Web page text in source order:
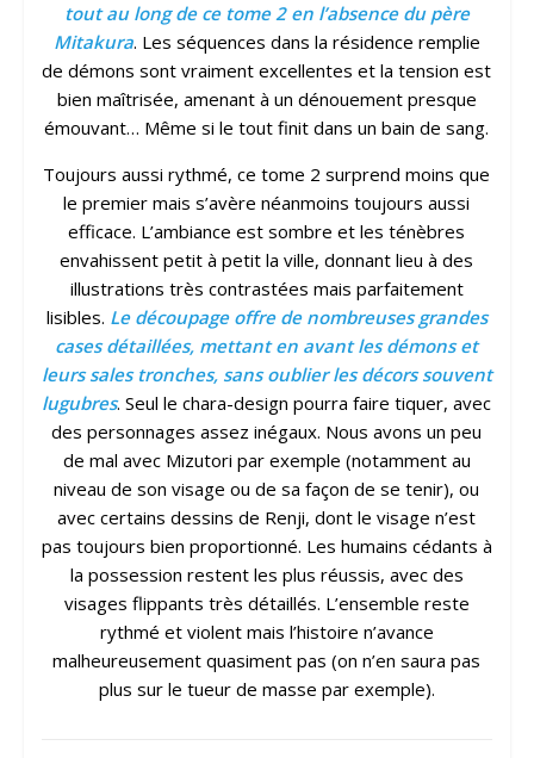
tout au long de ce tome 2 en l’absence du père
Mitakura. Les séquences dans la résidence remplie
de démons sont vraiment excellentes et la tension est
bien maîtrisée, amenant à un dénouement presque
émouvant… Même si le tout finit dans un bain de sang.
Toujours aussi rythmé, ce tome 2 surprend moins que
le premier mais s’avère néanmoins toujours aussi
efficace. L’ambiance est sombre et les ténèbres
envahissent petit à petit la ville, donnant lieu à des
illustrations très contrastées mais parfaitement
lisibles. Le découpage offre de nombreuses grandes
cases détaillées, mettant en avant les démons et
leurs sales tronches, sans oublier les décors souvent
lugubres. Seul le chara-design pourra faire tiquer, avec
des personnages assez inégaux. Nous avons un peu
de mal avec Mizutori par exemple (notamment au
niveau de son visage ou de sa façon de se tenir), ou
avec certains dessins de Renji, dont le visage n’est
pas toujours bien proportionné. Les humains cédants à
la possession restent les plus réussis, avec des
visages flippants très détaillés. L’ensemble reste
rythmé et violent mais l’histoire n’avance
malheureusement quasiment pas (on n’en saura pas
plus sur le tueur de masse par exemple).